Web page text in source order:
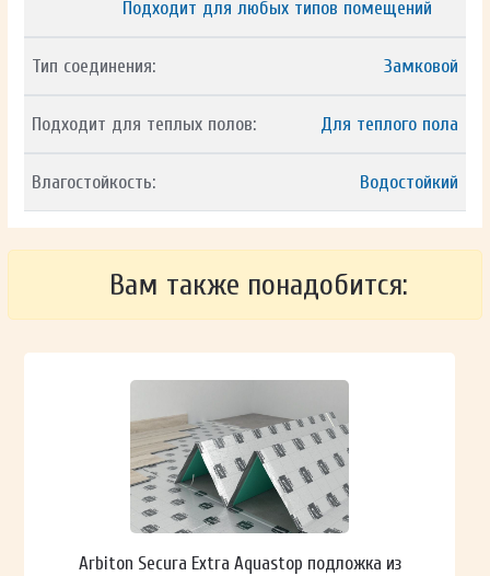
Подходит для любых типов помещений
Тип соединения: Замковой
Подходит для теплых полов: Для теплого пола
Влагостойкость: Водостойкий
Вам также понадобится:
Arbiton Secura Extra Aquastop подложка из